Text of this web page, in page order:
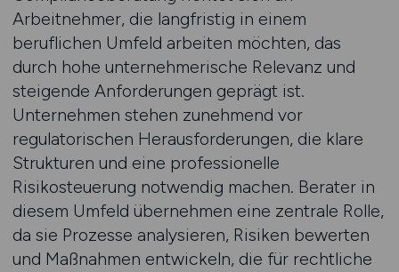
Arbeitnehmer, die langfristig in einem
beruflichen Umfeld arbeiten möchten, das
durch hohe unternehmerische Relevanz und
steigende Anforderungen geprägt ist.
Unternehmen stehen zunehmend vor
regulatorischen Herausforderungen, die klare
Strukturen und eine professionelle
Risikosteuerung notwendig machen. Berater in
diesem Umfeld übernehmen eine zentrale Rolle,
da sie Prozesse analysieren, Risiken bewerten
und Maßnahmen entwickeln, die für rechtliche